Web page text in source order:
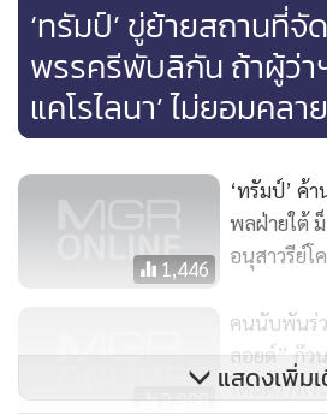
‘ทรัมป์’ ขู่ย้ายสถานที่
พรรครีพับลิกัน ถ้าผู้ว่า
แคโรไลนา’ ไม่ยอมคล
1,446
‘ทรัมป์’ ค้
พลฝ่ายใต้
อนุสาวรีย์โ
2,908
คนนับพันร่
ลอยด์” ก๊ว
โดนตั้งวงเ
แสดงเพิ่ม